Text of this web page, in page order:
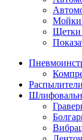
Мойки
Щетки